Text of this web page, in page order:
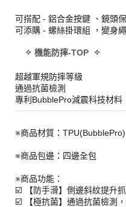
可搭配 - 鋁合金按鍵 、鏡頭
可添購 - 螺絲掛環組 ，變身
✧ 機能防摔-TOP ✧
超越軍規防摔等級
通過抗菌檢測
專利BubblePro減震科技材料
※商品材質：
※商品包邊：四邊全包
※商品功能：
☑️ 【防手滑】側邊斜紋提升
☑️ 【極抗菌】通過抗菌檢測